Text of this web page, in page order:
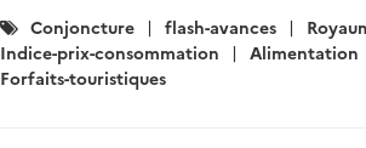
Catégories
:
Conjoncture flash-avances
Indice-prix-consommation
Alimentation
Forfaits-touristiques